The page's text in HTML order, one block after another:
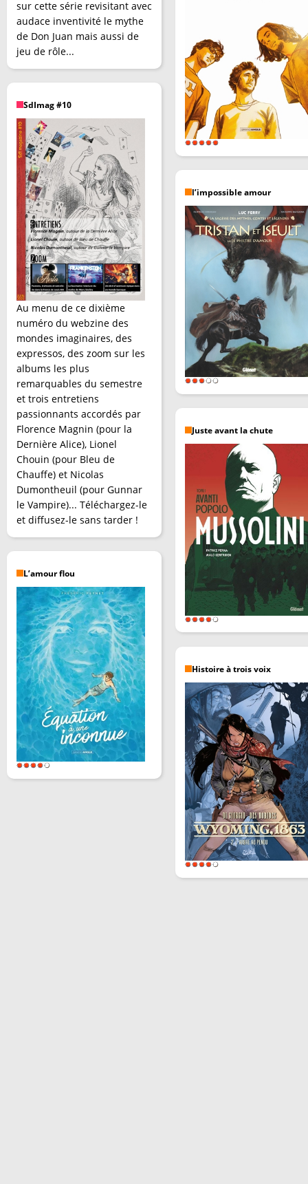
sur cette série revisitant avec
audace inventivité le mythe
de Don Juan mais aussi de
jeu de rôle...
SdImag #10
Au menu de ce dixième
numéro du webzine des
mondes imaginaires, des
expressos, des zoom sur les
albums les plus
remarquables du semestre
et trois entretiens
passionnants accordés par
Florence Magnin (pour la
Dernière Alice), Lionel
Chouin (pour Bleu de
Chauffe) et Nicolas
Dumontheuil (pour Gunnar
le Vampire)... Téléchargez-le
et diffusez-le sans tarder !
L’amour flou
l’impossible amour
Juste avant la chute
Histoire à trois voix